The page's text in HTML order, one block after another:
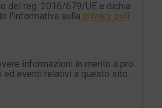
del reg. 2016/679/UE e dichia
l'informativa sulla privacy poli
informazioni in merito a pro
ed eventi relativi a questo sito.